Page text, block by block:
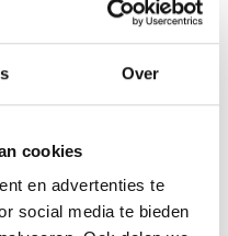
Over
cookies
en advertenties te
social media te bieden
en aromatischelavendel,